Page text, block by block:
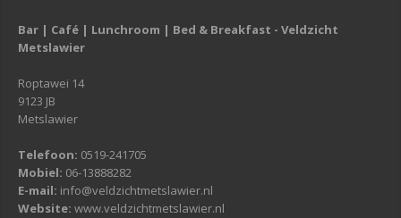
Bar | Café | Lunchroom | Bed & Breakfast - Veldzicht
Metslawier
Roptawei 14
9123 JB
Metslawier
Telefoon: 0519-241705
Mobiel: 06-13888282
E-mail: info@veldzichtmetslawier.nl
Website: www.veldzichtmetslawier.nl